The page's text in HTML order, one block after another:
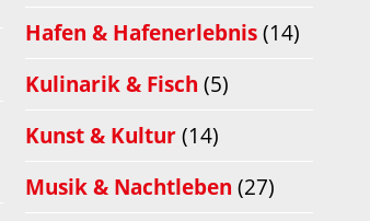
Hafen & Hafenerlebnis(14)
Kulinarik & Fisch (5)
Kunst & Kultur(14)
Musik & Nachtleben (27)